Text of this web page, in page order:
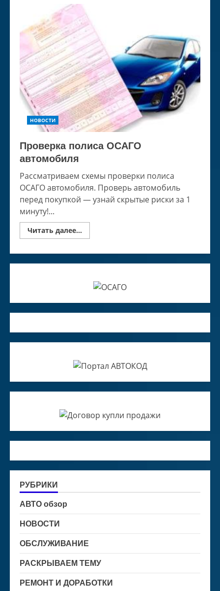
НОВОСТИ
Проверка полиса ОСАГО
автомобиля
Рассматриваем схемы проверки полиса
ОСАГО автомобиля. Проверь автомобиль
перед покупкой — узнай скрытые риски за 1
минуту!...
Читать далее...
more
ОСАГО
РУБРИКИ
АВТО обзор
НОВОСТИ
ОБСЛУЖИВАНИЕ
РАСКРЫВАЕМ ТЕМУ
РЕМОНТ И ДОРАБОТКИ